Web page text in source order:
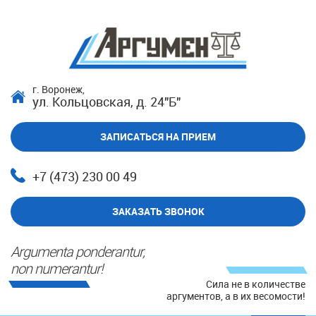
г. Воронеж,
ул. Кольцовская, д. 24"Б"
ЗАПИСАТЬСЯ НА ПРИЕМ
+7 (473) 230 00 49
ЗАКАЗАТЬ ЗВОНОК
Argumenta ponderantur,
non numerantur!
Сила не в количестве
аргументов, а в их весомости!